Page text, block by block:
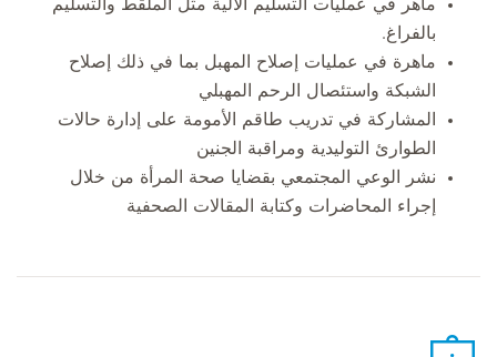
ماهر في عمليات التسليم الآلية مثل الملقط والتسليم
بالفراغ.
ماهرة في عمليات إصلاح المهبل بما في ذلك إصلاح
الشبكة واستئصال الرحم المهبلي
المشاركة في تدريب طاقم الأمومة على إدارة حالات
الطوارئ التوليدية ومراقبة الجنين
نشر الوعي المجتمعي بقضايا صحة المرأة من خلال
إجراء المحاضرات وكتابة المقالات الصحفية